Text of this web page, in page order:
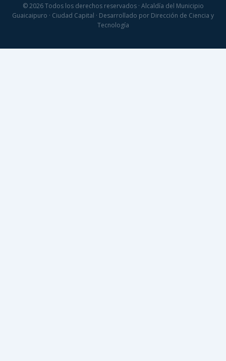
© 2026 Todos los derechos reservados · Alcaldía del Municipio
Guaicaipuro · Ciudad Capital · Desarrollado por Dirección de Ciencia y
Tecnología